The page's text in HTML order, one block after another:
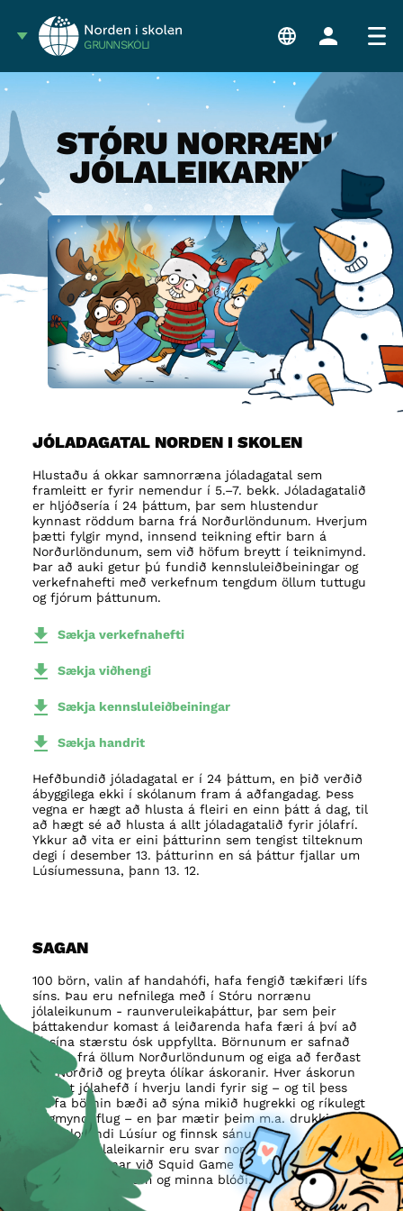
GRUNNSKÓLI
STÓRU NORRÆNU
JÓLALEIKARNIR
JÓLADAGATAL NORDEN I SKOLEN
Hlustaðu á okkar samnorræna jóladagatal sem
framleitt er fyrir nemendur í 5.–7. bekk. Jóladagatalið
er hljóðsería í 24 þáttum, þar sem hlustendur
kynnast röddum barna frá Norðurlöndunum. Hverjum
þætti fylgir mynd, innsend teikning eftir barn á
Norðurlöndunum, sem við höfum breytt í teiknimynd.
Þar að auki getur þú fundið kennsluleiðbeiningar og
verkefnahefti með verkefnum tengdum öllum tuttugu
og fjórum þáttunum.
Sækja verkefnahefti
Sækja viðhengi
Sækja kennsluleiðbeiningar
Sækja handrit
Hefðbundið jóladagatal er í 24 þáttum, en þið verðið
ábyggilega ekki í skólanum fram á aðfangadag. Þess
vegna er hægt að hlusta á fleiri en einn þátt á dag, til
að hægt sé að hlusta á allt jóladagatalið fyrir jólafrí.
Ykkur að vita er eini þátturinn sem tengist tilteknum
degi í desember 13. þátturinn en sá þáttur fjallar um
Lúsíumessuna, þann 13. 12.
SAGAN
100 börn, valin af handahófi, hafa fengið tækifæri lífs
síns. Þau eru nefnilega með í Stóru norrænu
jólaleikunum - raunveruleikaþáttur, þar sem þeir
þáttakendur komast á leiðarenda hafa færi á því að
fá sína stærstu ósk uppfyllta. Börnunum er safnað
saman frá öllum Norðurlöndunum og eiga að ferðast
um Norðrið og þreyta ólíkar áskoranir. Hver áskorun
tengist jólahefð í hverju landi fyrir sig – og til þess
þurfa börnin bæði að sýna mikið hugrekki og ríkulegt
hugmyndaflug – en þar mætir þeim m.a. drukkinn
elgur, logandi Lúsíur og finnsk sánu.
Norrænu jólaleikarnir eru svar norrænu
jólahátíðarinnar við Squid Game og Battle Royale.
Nema með börnum og minna blóði.